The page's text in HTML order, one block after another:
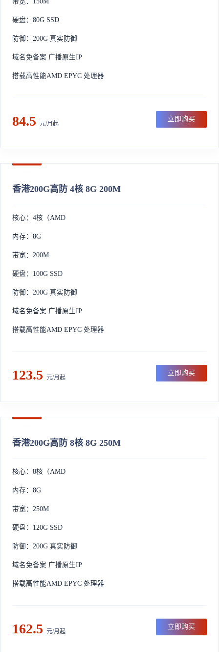
硬盘：80G SSD
防御：200G 真实防御
域名免备案 广播原生IP
搭载高性能AMD EPYC 处理器
84.5 元/月起
立即购买
香港200G高防 4核 8G 200M
核心：4核（AMD
内存：8G
带宽：200M
硬盘：100G SSD
防御：200G 真实防御
域名免备案 广播原生IP
搭载高性能AMD EPYC 处理器
123.5 元/月起
立即购买
香港200G高防 8核 8G 250M
核心：8核（AMD
内存：8G
带宽：250M
硬盘：120G SSD
防御：200G 真实防御
域名免备案 广播原生IP
搭载高性能AMD EPYC 处理器
162.5 元/月起
立即购买